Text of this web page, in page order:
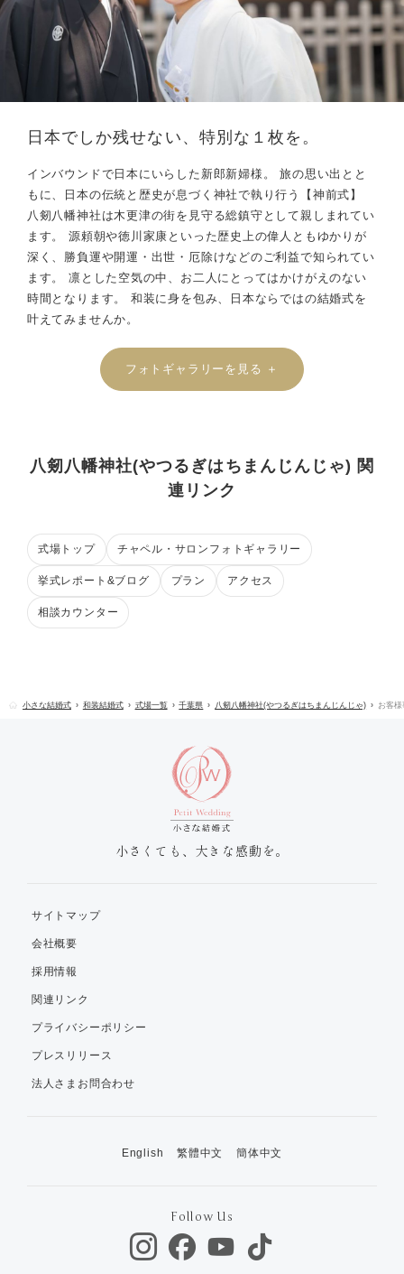
日本でしか残せない、特別な１枚を。
インバウンドで日本にいらした新郎新婦様。 旅の思い出とと
もに、日本の伝統と歴史が息づく神社で執り行う【神前式】
八剱八幡神社は木更津の街を見守る総鎮守として親しまれてい
ます。 源頼朝や徳川家康といった歴史上の偉人ともゆかりが
深く、勝負運や開運・出世・厄除けなどのご利益で知られてい
ます。 凛とした空気の中、お二人にとってはかけがえのない
時間となります。 和装に身を包み、日本ならではの結婚式を
叶えてみませんか。
フォトギャラリーを見る ＋
八剱八幡神社(やつるぎはちまんじんじゃ) 関
連リンク
式場トップ チャペル・サロンフォトギャラリー
挙式レポート&ブログ プラン アクセス
相談カウンター
小さな結婚式 和装結婚式 式場一覧 千葉県 八剱八幡神社(やつるぎはちまんじんじゃ) お客様
小さくても、大きな感動を。
サイトマップ
会社概要
採用情報
関連リンク
プライバシーポリシー
プレスリリース
法人さまお問合わせ
English 繁體中文 簡体中文
Follow Us